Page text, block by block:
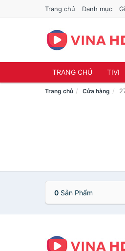
Trang chủ Danh mục
TRANG CHỦ TIVI
Trang chủ Cửa hàng
0 Sản Phẩm